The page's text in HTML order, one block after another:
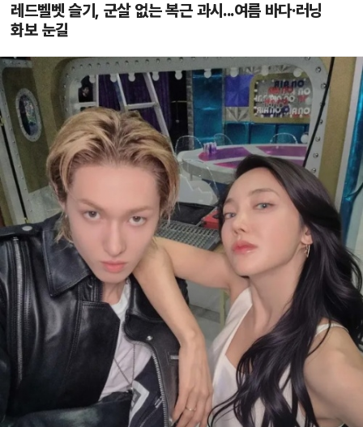
레드벨벳 슬기, 군살 없는 복근 과시...여름 바다·러닝
화보 눈길